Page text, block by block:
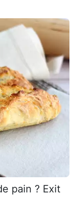
pain ? Exit